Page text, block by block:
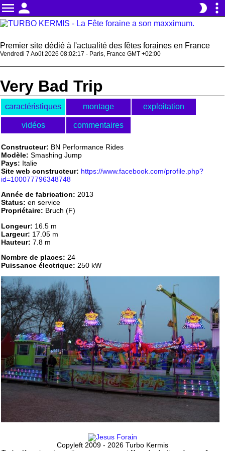
menu person brightness_2 more_vert
Premier site dédié à l'actualité des fêtes foraines en France
Vendredi 7 Août 2026 08:02:17 - Paris, France GMT +02:00
Very Bad Trip
caractéristiques montage exploitation
vidéos commentaires
Constructeur: BN Performance Rides
Modèle: Smashing Jump
Pays: Italie
Site web constructeur: https://www.facebook.com/profile.php?
id=100077796348748
Année de fabrication: 2013
Status: en service
Propriétaire: Bruch (F)
Longeur: 16.5 m
Largeur: 17.05 m
Hauteur: 7.8 m
Nombre de places: 24
Puissance électrique: 250 kW
Copyleft 2009 - 2026 Turbo Kermis